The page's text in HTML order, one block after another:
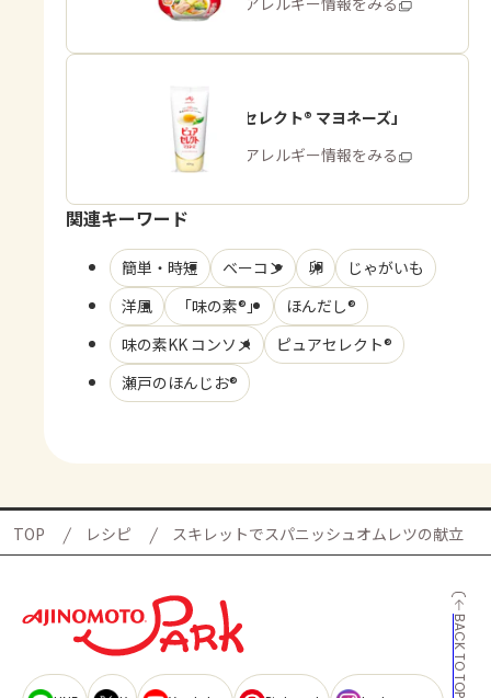
「ピュアセレクト® マヨネーズ」
商品・アレルギー情報をみる
関連キーワード
簡単・時短 ベーコン 卵
じゃがいも
洋風
「味の素®」
ほんだし®
味の素KK コンソメ
ピュアセレクト®
瀬戸のほんじお®
TOP レシピ スキレットでスパニッシュオムレツの献立
BACK TO TOP